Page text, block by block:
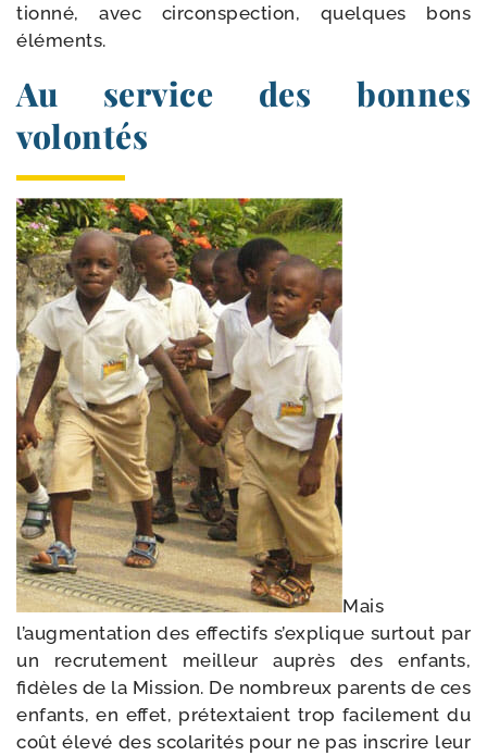
tion­né, avec cir­cons­pec­tion, quelques bons
éléments.
Au service des bonnes
volontés
Mais
l’augmentation des effec­tifs s’explique sur­tout par
un recru­te­ment meilleur auprès des enfants,
fidèles de la Mission. De nom­breux parents de ces
enfants, en effet, pré­tex­taient trop faci­le­ment du
coût éle­vé des sco­la­ri­tés pour ne pas ins­crire leur